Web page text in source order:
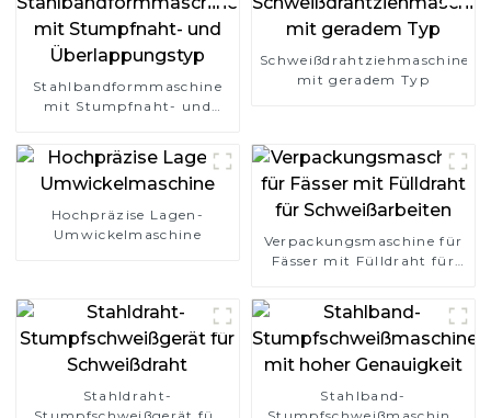
Stahlbandformmaschine
mit Stumpfnaht- und
Schweißdrahtziehmaschine
mit geradem Typ
Hochpräzise Lagen-
Umwickelmaschine
Verpackungsmaschine für
Fässer mit Fülldraht für
Stahldraht-
Stahlband-